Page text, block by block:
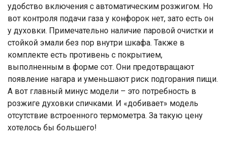
удобство включения с автоматическим розжигом. Но
вот контроля подачи газа у конфорок нет, зато есть он
у духовки. Примечательно наличие паровой очистки и
стойкой эмали без пор внутри шкафа. Также в
комплекте есть противень с покрытием,
выполненным в форме сот. Они предотвращают
появление нагара и уменьшают риск подгорания пищи.
А вот главный минус модели – это потребность в
розжиге духовки спичками. И «добивает» модель
отсутствие встроенного термометра. За такую цену
хотелось бы большего!